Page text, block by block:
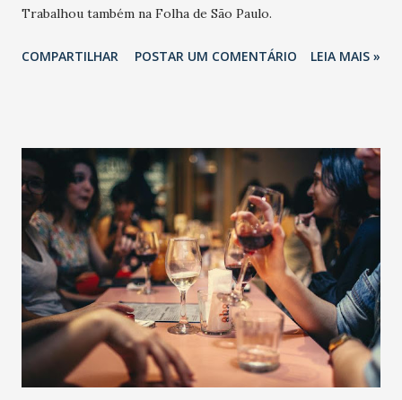
Trabalhou também na Folha de São Paulo.
COMPARTILHAR POSTAR UM COMENTÁRIO LEIA MAIS »